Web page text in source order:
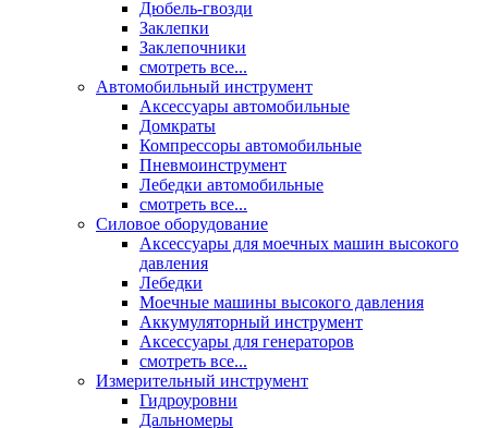
Дюбель-гвозди
Заклепки
Заклепочники
смотреть все...
Автомобильный инструмент
Аксессуары автомобильные
Домкраты
Компрессоры автомобильные
Пневмоинструмент
Лебедки автомобильные
смотреть все...
Силовое оборудование
Аксессуары для моечных машин высокого
давления
Лебедки
Моечные машины высокого давления
Аккумуляторный инструмент
Аксессуары для генераторов
смотреть все...
Измерительный инструмент
Гидроуровни
Дальномеры